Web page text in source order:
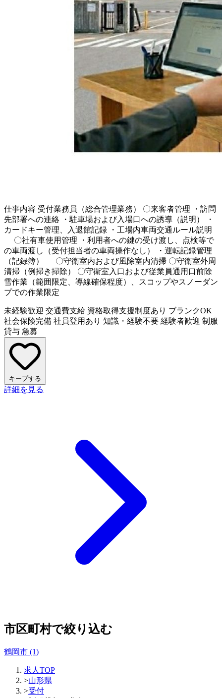
仕事内容 受付業務員（総合管理業務） 〇来客者管理 ・訪問
先部署への連絡 ・駐車場および入場口への誘導（説明） ・
カードキー管理、入退館記録 ・工場内車両交通ルール説明
〇社有車使用管理 ・利用者への鍵の受け渡し、点検等で
の車両渡し（受付担当者の車両操作なし） ・運転記録管理
（記録簿） 〇守衛室内および風除室内清掃 〇守衛室外周
清掃（例掃き掃除） 〇守衛室入口および従業員通用口前除
雪作業（範囲限定、導線確保程度）、スコップやスノーダン
プでの作業限定
未経験歓迎 交通費支給 資格取得支援制度あり ブランクOK
社会保険完備 社員登用あり 知識・経験不要 経験者歓迎 制服
貸与 急募
キープする
詳細を見る
市区町村で絞り込む
鶴岡市 (1)
求人TOP
>山形県
>受付